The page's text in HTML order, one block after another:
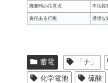
廃棄時の注意点 不法投
責任ある行動 適切な
蓄電 「ナ」
化学電池
硫酸